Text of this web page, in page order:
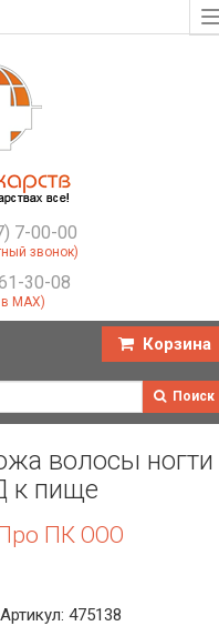
7-00-00
звонок)
30-08
MAX)
Корзина
Поиск
волосы ногти
к пище
ПК ООО
Артикул: 475138